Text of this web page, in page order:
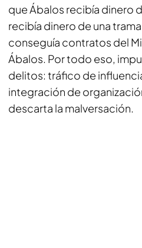
que Ábalos recibía dinero
recibía dinero de una
conseguía contratos del
Ábalos. Por todo eso,
delitos: tráfico de
integración de
descarta la malversación.